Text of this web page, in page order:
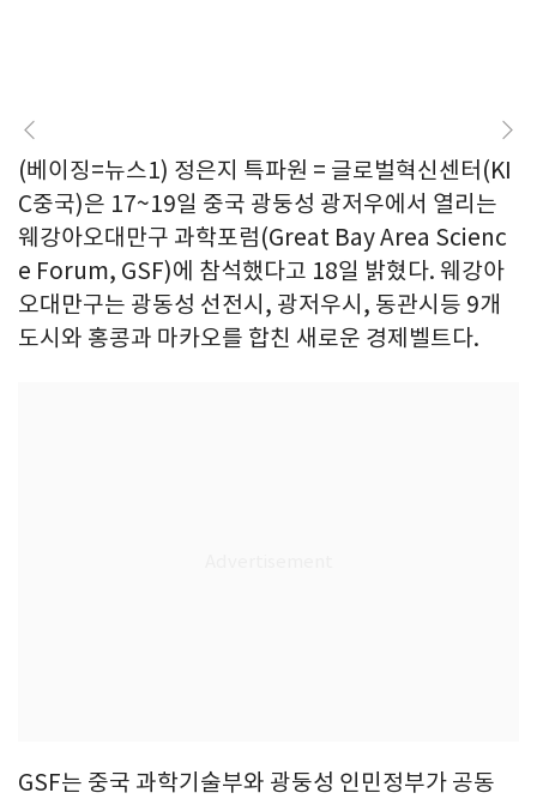
(베이징=뉴스1) 정은지 특파원 = 글로벌혁신센터(KI
C중국)은 17~19일 중국 광둥성 광저우에서 열리는
웨강아오대만구 과학포럼(Great Bay Area Scienc
e Forum, GSF)에 참석했다고 18일 밝혔다. 웨강아
오대만구는 광동성 선전시, 광저우시, 동관시등 9개
도시와 홍콩과 마카오를 합친 새로운 경제벨트다.
GSF는 중국 과학기술부와 광둥성 인민정부가 공동